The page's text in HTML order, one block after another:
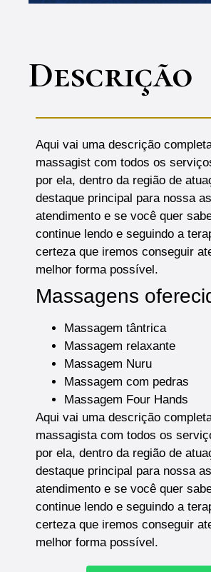
Descrição
Aqui vai uma descrição
massagist com todos os
por ela, dentro da região de
destaque principal para nossa
atendimento e se você quer
continue lendo e seguindo a
certeza que iremos conseguir
melhor forma possível.
Massagens
Massagem tântrica
Massagem relaxante
Massagem Nuru
Massagem com pedras
Massagem Four Hands
Aqui vai uma descrição
massagista com todos os
por ela, dentro da região de
destaque principal para nossa
atendimento e se você quer
continue lendo e seguindo a
certeza que iremos conseguir
melhor forma possível.